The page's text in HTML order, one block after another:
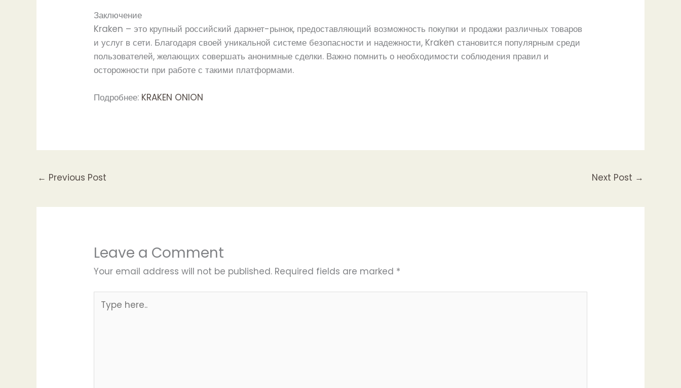
Заключение
Kraken – это крупный российский даркнет-рынок, предоставляющий возможность покупки и продажи различных товаров
и услуг в сети. Благодаря своей уникальной системе безопасности и надежности, Kraken становится популярным среди
пользователей, желающих совершать анонимные сделки. Важно помнить о необходимости соблюдения правил и
осторожности при работе с такими платформами.
Подробнее: KRAKEN ONION
← Previous Post Next Post →
Leave a Comment
Your email address will not be published. Required fields are marked *
here..